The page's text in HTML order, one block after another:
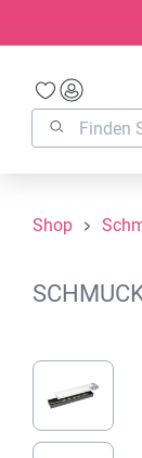
Zur
Shop
Bildergalerie